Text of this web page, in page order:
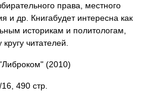
права, местного
и др. Книгабудет интересна как
историкам и политологам,
читателей.
(2010)
490 стр.